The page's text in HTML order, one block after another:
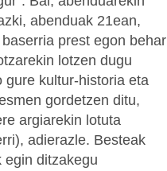
abenduak 21ean,
prest egon behar
lotzen dugu
gure kultur-historia eta
gordetzen ditu,
argiarekin lotuta
adierazle. Besteak
egin ditzakegu